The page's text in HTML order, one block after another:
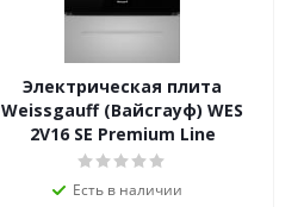
Электрическая плита
Weissgauff (Вайсгауф) WES
2V16 SE Premium Line
Есть в наличии